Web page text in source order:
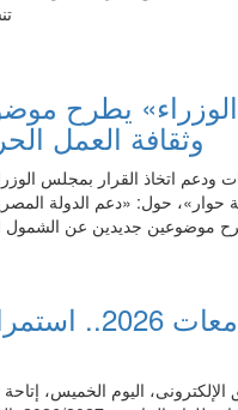
وثقافة العمل
ودعم اتخاذ القرار بمجلس
حول: «دعم الدولة
موضوعين جديدين عن الشمول
تنسيق
اليوم الخميس،